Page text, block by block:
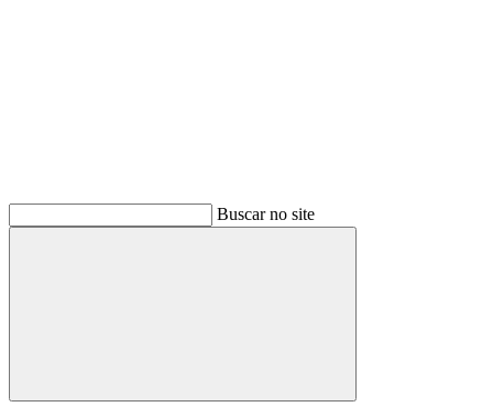
Buscar no site
Buscar